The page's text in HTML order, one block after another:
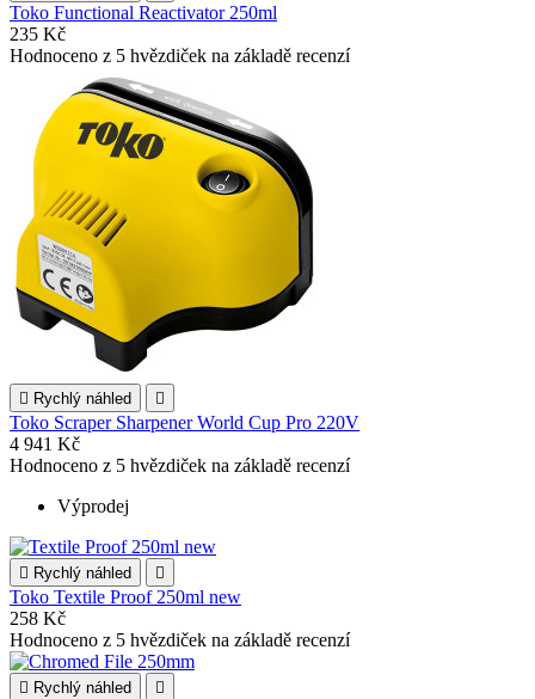
Toko Functional Reactivator 250ml
235 Kč
Hodnoceno z 5 hvězdiček na základě recenzí
 Rychlý náhled 
Toko Scraper Sharpener World Cup Pro 220V
4 941 Kč
Hodnoceno z 5 hvězdiček na základě recenzí
Výprodej
 Rychlý náhled 
Toko Textile Proof 250ml new
258 Kč
Hodnoceno z 5 hvězdiček na základě recenzí
 Rychlý náhled 